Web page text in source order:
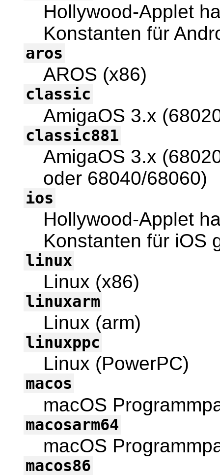
Hollywood-Applet
Konstanten für
aros
AROS (x86)
classic
AmigaOS 3.x
classic881
AmigaOS 3.x
oder 68040/68060)
ios
Hollywood-Applet
Konstanten für iOS
linux
Linux (x86)
linuxarm
Linux (arm)
linuxppc
Linux (PowerPC)
macos
macOS
macosarm64
macOS
macos86